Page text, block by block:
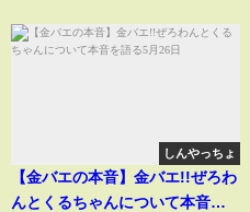
しんやっちょ
【金バエの本音】金バエ!!ぜろわ
んとくるちゃんについて本音を